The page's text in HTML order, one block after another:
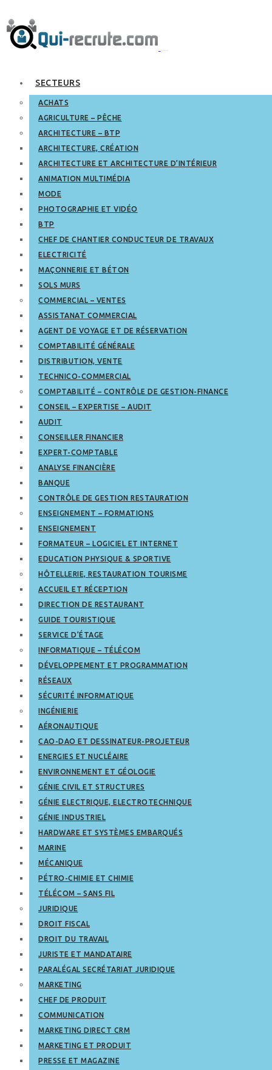
SECTEURS
ACHATS
AGRICULTURE – PÊCHE
ARCHITECTURE – BTP
ARCHITECTURE, CRÉATION
ARCHITECTURE ET ARCHITECTURE D’INTÉRIEUR
ANIMATION MULTIMÉDIA
MODE
PHOTOGRAPHIE ET VIDÉO
BTP
CHEF DE CHANTIER CONDUCTEUR DE TRAVAUX
ELECTRICITÉ
MAÇONNERIE ET BÉTON
SOLS MURS
COMMERCIAL – VENTES
ASSISTANAT COMMERCIAL
AGENT DE VOYAGE ET DE RÉSERVATION
COMPTABILITÉ GÉNÉRALE
DISTRIBUTION, VENTE
TECHNICO-COMMERCIAL
COMPTABILITÉ – CONTRÔLE DE GESTION-FINANCE
CONSEIL – EXPERTISE – AUDIT
AUDIT
CONSEILLER FINANCIER
EXPERT-COMPTABLE
ANALYSE FINANCIÈRE
BANQUE
CONTRÔLE DE GESTION RESTAURATION
ENSEIGNEMENT – FORMATIONS
ENSEIGNEMENT
FORMATEUR – LOGICIEL ET INTERNET
EDUCATION PHYSIQUE & SPORTIVE
HÔTELLERIE, RESTAURATION TOURISME
ACCUEIL ET RÉCEPTION
DIRECTION DE RESTAURANT
GUIDE TOURISTIQUE
SERVICE D’ÉTAGE
INFORMATIQUE – TÉLÉCOM
DÉVELOPPEMENT ET PROGRAMMATION
RÉSEAUX
SÉCURITÉ INFORMATIQUE
INGÉNIERIE
AÉRONAUTIQUE
CAO-DAO ET DESSINATEUR-PROJETEUR
ENERGIES ET NUCLÉAIRE
ENVIRONNEMENT ET GÉOLOGIE
GÉNIE CIVIL ET STRUCTURES
GÉNIE ELECTRIQUE, ELECTROTECHNIQUE
GÉNIE INDUSTRIEL
HARDWARE ET SYSTÈMES EMBARQUÉS
MARINE
MÉCANIQUE
PÉTRO-CHIMIE ET CHIMIE
TÉLÉCOM – SANS FIL
JURIDIQUE
DROIT FISCAL
DROIT DU TRAVAIL
JURISTE ET MANDATAIRE
PARALÉGAL SECRÉTARIAT JURIDIQUE
MARKETING
CHEF DE PRODUIT
COMMUNICATION
MARKETING DIRECT CRM
MARKETING ET PRODUIT
PRESSE ET MAGAZINE